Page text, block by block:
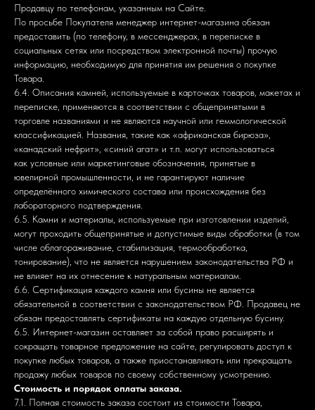
Продавцу по телефонам, указанным на Сайте.
По просьбе Покупателя менеджер интернет-магазина обязан
предоставить (по телефону, в мессенджерах, в переписке в
социальных сетях или посредством электронной почты) прочую
информацию, необходимую для принятия им решения о покупке
Товара.
6.4. Описания камней, используемые в карточках товаров, макетах и
переписке, применяются в соответствии с общепринятыми в
торговле названиями и не являются научной или геммологической
классификацией. Названия, такие как «африканская бирюза»,
«канадский нефрит», «синий агат» и т.п. могут использоваться
как условные или маркетинговые обозначения, принятые в
ювелирной промышленности, и не гарантируют наличие
определённого химического состава или происхождения без
лабораторного подтверждения.
6.5. Камни и материалы, используемые при изготовлении изделий,
могут проходить общепринятые и допустимые виды обработки (в том
числе облагораживание, стабилизация, термообработка,
тонирование), что не является нарушением законодательства РФ и
не влияет на их отнесение к натуральным материалам.
6.6. Сертификация каждого камня или бусины не является
обязательной в соответствии с законодательством РФ. Продавец не
обязан предоставлять сертификаты на каждую отдельную бусину.
6.5. Интернет-магазин оставляет за собой право расширять и
сокращать товарное предложение на сайте, регулировать доступ к
покупке любых товаров, а также приостанавливать или прекращать
продажу любых товаров по своему собственному усмотрению.
Стоимость и порядок оплаты заказа.
7.1. Полная стоимость заказа состоит из стоимости Товара,